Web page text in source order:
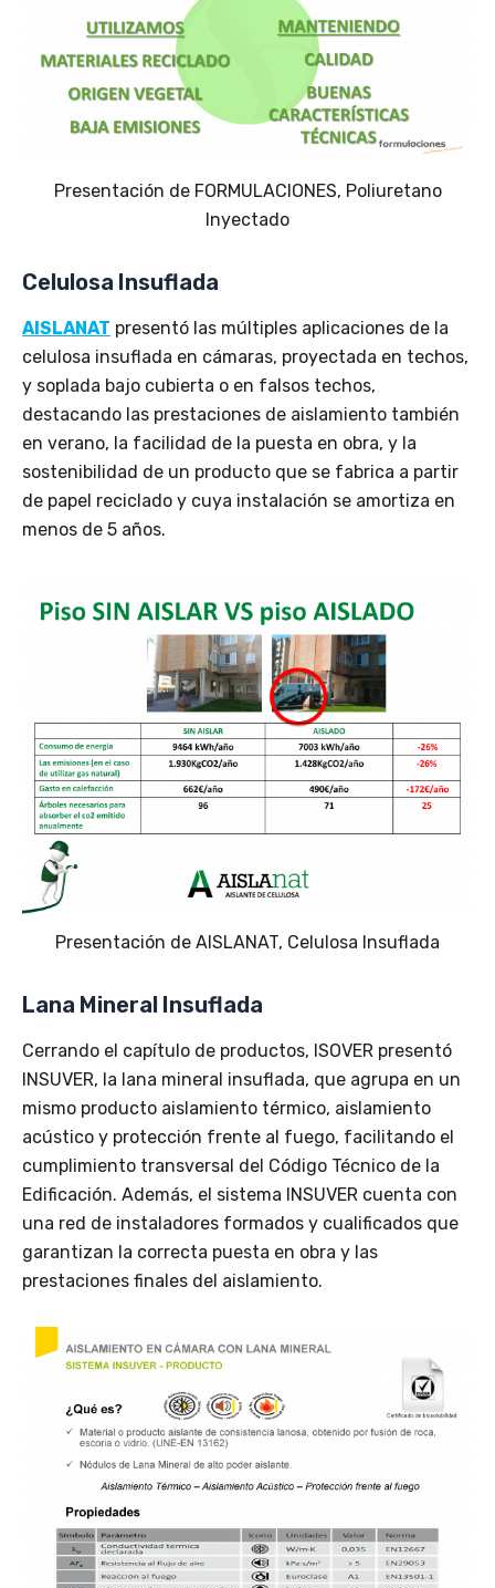
Presentación de FORMULACIONES, Poliuretano
Inyectado
Celulosa Insuflada
AISLANAT presentó las múltiples aplicaciones de la
celulosa insuflada en cámaras, proyectada en techos,
y soplada bajo cubierta o en falsos techos,
destacando las prestaciones de aislamiento también
en verano, la facilidad de la puesta en obra, y la
sostenibilidad de un producto que se fabrica a partir
de papel reciclado y cuya instalación se amortiza en
menos de 5 años.
Presentación de AISLANAT, Celulosa Insuflada
Lana Mineral Insuflada
Cerrando el capítulo de productos, ISOVER presentó
INSUVER, la lana mineral insuflada, que agrupa en un
mismo producto aislamiento térmico, aislamiento
acústico y protección frente al fuego, facilitando el
cumplimiento transversal del Código Técnico de la
Edificación. Además, el sistema INSUVER cuenta con
una red de instaladores formados y cualificados que
garantizan la correcta puesta en obra y las
prestaciones finales del aislamiento.